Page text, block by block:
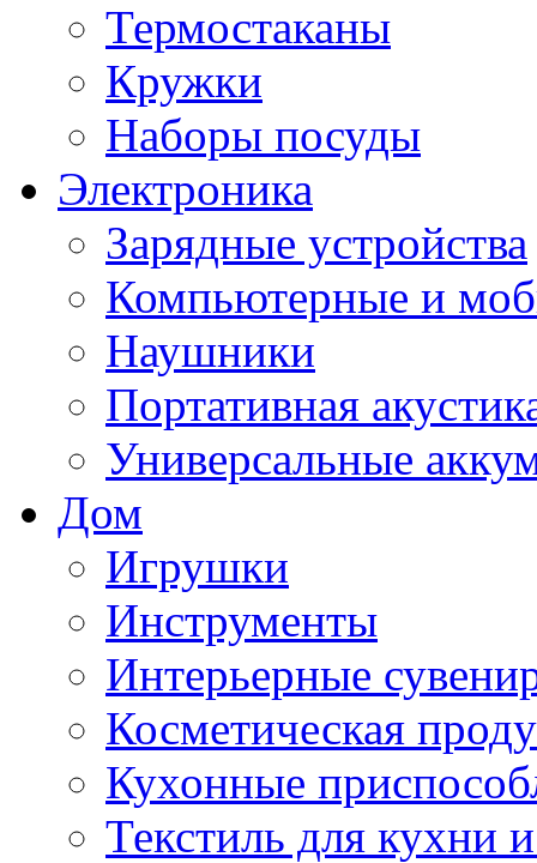
Термостаканы
Кружки
Наборы посуды
Электроника
Зарядные устройства
Компьютерные и
Наушники
Портативная
Универсальные
Дом
Игрушки
Инструменты
Интерьерные
Косметическая
Кухонные
Текстиль для кухни